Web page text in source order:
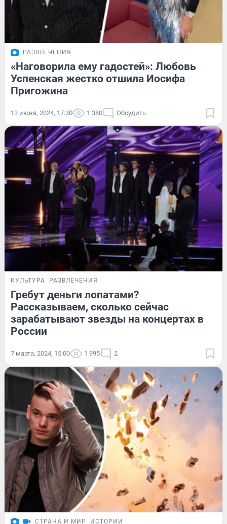
РАЗВЛЕЧЕНИЯ
«Наговорила ему гадостей»: Любовь
Успенская жестко отшила Иосифа
Пригожина
13 июня, 2024, 17:30 1 380 Обсудить
КУЛЬТУРА РАЗВЛЕЧЕНИЯ
Гребут деньги лопатами?
Рассказываем, сколько сейчас
зарабатывают звезды на концертах в
России
7 марта, 2024, 15:00 1 995 2
СТРАНА И МИР ИСТОРИИ